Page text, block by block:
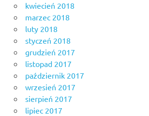
kwiecień 2018
marzec 2018
luty 2018
styczeń 2018
grudzień 2017
listopad 2017
październik 2017
wrzesień 2017
sierpień 2017
lipiec 2017